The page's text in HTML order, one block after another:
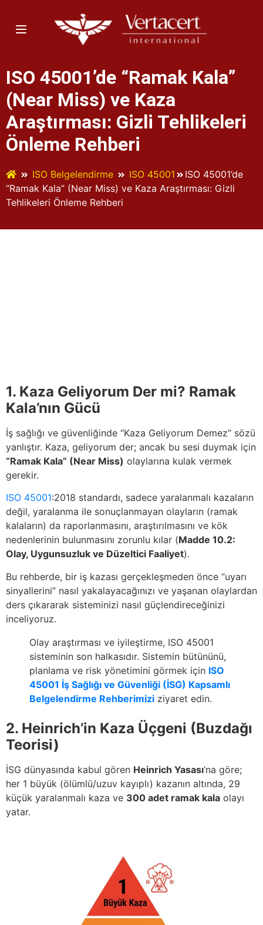
ISO 45001’de “Ramak Kala”
(Near Miss) ve Kaza
Araştırması: Gizli Tehlikeleri
Önleme Rehberi
ISO Belgelendirme ISO 45001
ISO 45001’de
“Ramak Kala” (Near Miss) ve Kaza Araştırması: Gizli
Tehlikeleri Önleme Rehberi
1. Kaza Geliyorum Der mi? Ramak
Kala’nın Gücü
İş sağlığı ve güvenliğinde “Kaza Geliyorum Demez” sözü
yanlıştır. Kaza, geliyorum der; ancak bu sesi duymak için
“Ramak Kala” (Near Miss) olaylarına kulak vermek
gerekir.
ISO 45001:2018 standardı, sadece yaralanmalı kazaların
değil, yaralanma ile sonuçlanmayan olayların (ramak
kalaların) da raporlanmasını, araştırılmasını ve kök
nedenlerinin bulunmasını zorunlu kılar (Madde 10.2:
Olay, Uygunsuzluk ve Düzeltici Faaliyet).
Bu rehberde, bir iş kazası gerçekleşmeden önce “uyarı
sinyallerini” nasıl yakalayacağınızı ve yaşanan olaylardan
ders çıkararak sisteminizi nasıl güçlendireceğinizi
inceliyoruz.
Olay araştırması ve iyileştirme, ISO 45001
sisteminin son halkasıdır. Sistemin bütününü,
planlama ve risk yönetimini görmek için ISO
45001 İş Sağlığı ve Güvenliği (İSG) Kapsamlı
Belgelendirme Rehberimizi ziyaret edin.
2. Heinrich’in Kaza Üçgeni (Buzdağı
Teorisi)
İSG dünyasında kabul gören Heinrich Yasası‘na göre;
her 1 büyük (ölümlü/uzuv kayıplı) kazanın altında, 29
küçük yaralanmalı kaza ve 300 adet ramak kala olayı
yatar.